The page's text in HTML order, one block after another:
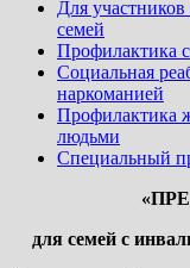
Для
семей
Профилактика
Социальная
наркоманией
Профилактика
людьми
Специальный
для семей с